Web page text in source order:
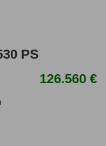
PS
126.560 €